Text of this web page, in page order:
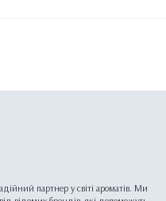
партнер у світі ароматів. Ми